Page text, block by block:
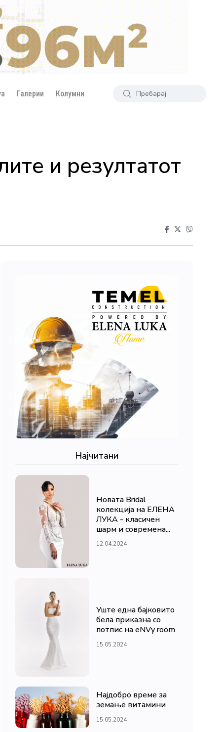
Галерии Колумни
и резултатот
Најчитани
Новата Bridal
колекција на ЕЛЕНА
ЛУКА - класичен
шарм и современа...
12.04.2024
Уште една бајковито
бела приказна со
потпис на eNVy room
15.05.2024
Најдобро време за
земање витамини
15.05.2024